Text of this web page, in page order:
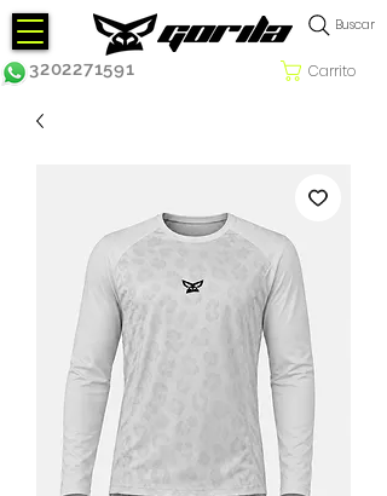
Carrito
3202271591
Buscar